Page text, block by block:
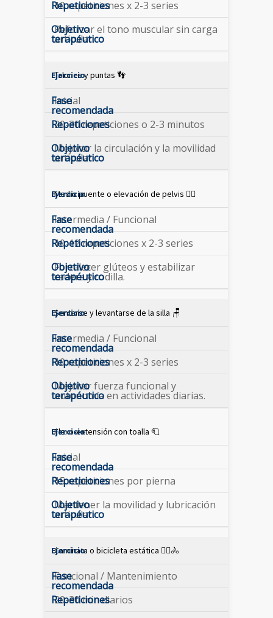
10 repeticiones x 2-3 series
Reforzar el tono muscular sin carga
articular.
Talones y puntas 👣
Inicial
20-30 repeticiones o 2-3 minutos
Mejorar la circulación y la movilidad
articular.
Medio puente o elevación de pelvis 🧍‍♀️
Intermedia / Funcional
10-12 repeticiones x 2-3 series
Fortalecer glúteos y estabilizar
cadera y rodilla.
Sentarse y levantarse de la silla 🪑
Intermedia / Funcional
10 repeticiones x 2-3 series
Mejorar fuerza funcional y
autonomía en actividades diarias.
Flexo-extensión con toalla 🧻
Inicial
15 repeticiones por pierna
Mantener la movilidad y lubricación
articular.
Caminata o bicicleta estática 🚶‍♂️🚴
Funcional / Mantenimiento
20-30 min diarios